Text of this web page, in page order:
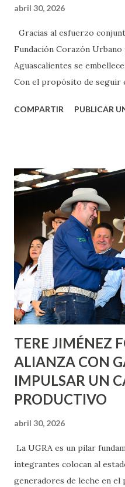
abril 30, 2026
Gracias al esfuerzo
Fundación Corazón
Aguascalientes se
Con el propósito de seguir
municipal, Leo Montañez
Corazón Urbano y el
informó que en este
metros cuadrados de
Nieto, entre Jesús F.
lo que se aplicará pintura
llevará este programa a
Asunción, Avenida
los edificios FOVISSSTE
Norias de Paso Hondo y en
COMPARTIR PUBLICAR
TERE JIMÉNEZ
ALIANZA CON
IMPULSAR UN
PRODUCTIVO
abril 30, 2026
La UGRA es un pilar
integrantes colocan al
generadores de leche en el